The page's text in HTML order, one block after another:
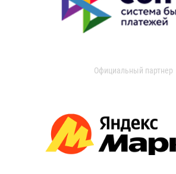
Официальный партнер